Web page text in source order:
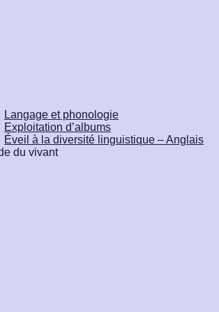
Langage et phonologie
Exploitation d’albums
Éveil à la diversité linguistique – Anglais
du vivant